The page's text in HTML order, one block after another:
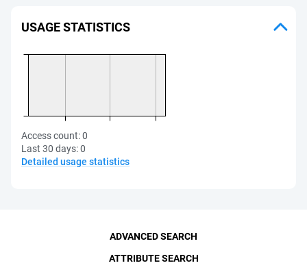
USAGE STATISTICS
Access count:0
Last 30 days:0
Detailed usage statistics
ADVANCED SEARCH
ATTRIBUTE SEARCH